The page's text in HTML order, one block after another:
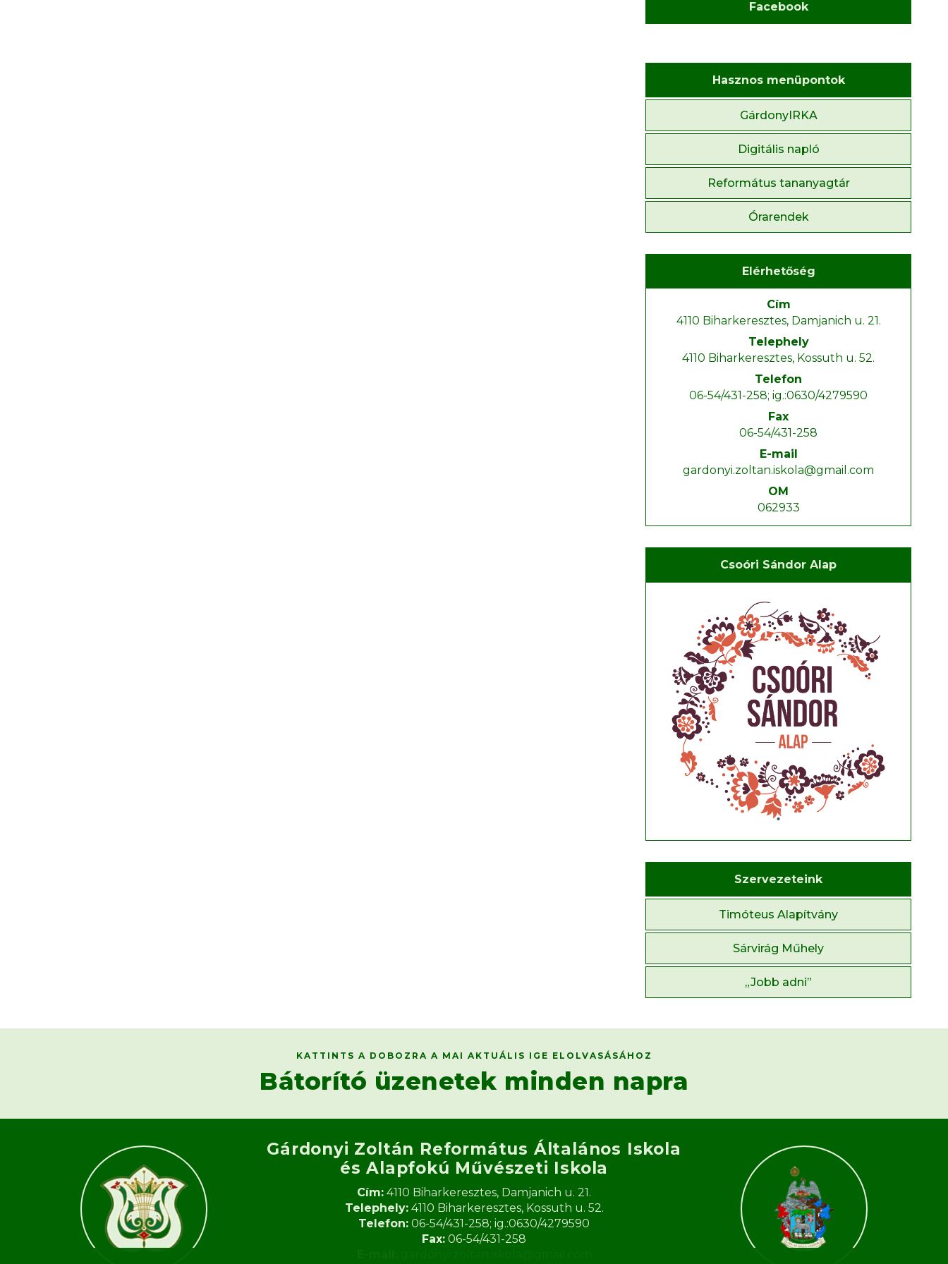
Facebook
Hasznos menüpontok
GárdonyIRKA
Digitális napló
Református tananyagtár
Órarendek
Elérhetőség
Cím
4110 Biharkeresztes, Damjanich u. 21.
Telephely
4110 Biharkeresztes, Kossuth u. 52.
Telefon
06-54/431-258; ig.:0630/4279590
Fax
06-54/431-258
E-mail
gardonyi.zoltan.iskola@gmail.com
OM
062933
Csoóri Sándor Alap
Szervezeteink
Timóteus Alapítvány
Sárvirág Műhely
„Jobb adni”
KATTINTS A DOBOZRA A MAI AKTUÁLIS IGE ELOLVASÁSÁHOZ
Bátorító üzenetek minden napra
Gárdonyi Zoltán Református Általános Iskola
és Alapfokú Művészeti Iskola​
Cím: 4110 Biharkeresztes, Damjanich u. 21.
Telephely:4110 Biharkeresztes, Kossuth u. 52.
Telefon: 06-54/431-258; ig.:0630/4279590
Fax: 06-54/431-258